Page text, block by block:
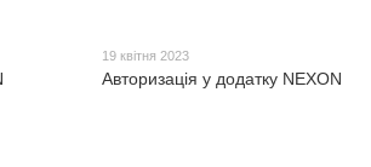
19 квітня 2023
Авторизація у додатку NEXON